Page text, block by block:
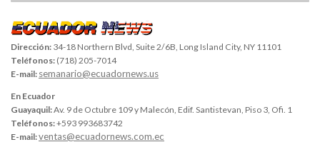
Dirección: 34-18 Northern Blvd, Suite 2/6B, Long Island City, NY 11101
Teléfonos: (718) 205-7014
E-mail: semanario@ecuadornews.us
En Ecuador
Guayaquil:Av. 9 de Octubre 109 y Malecón, Edif. Santistevan, Piso 3, Ofi. 1
Teléfonos:+593 993683742
E-mail:ventas@ecuadornews.com.ec